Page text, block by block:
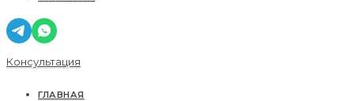
Консультация
ГЛАВНАЯ